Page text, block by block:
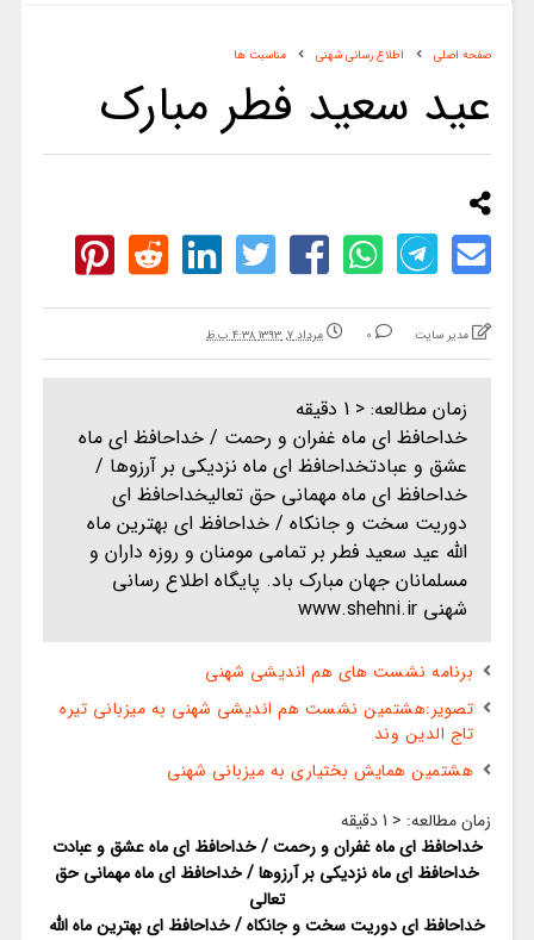
صفحه اصلی اطلاع رسانی شهنی مناسبت ها
عید سعید فطر مبارک
مدیر سایت 0 مرداد ۷, ۱۳۹۳ ۴:۳۸ ب.ظ
زمان مطالعه: < 1
دقیقه
خداحافظ ای ماه غفران و رحمت / خداحافظ ای ماه
عشق و عبادتخداحافظ ای ماه نزدیکی بر آرزوها /
خداحافظ ای ماه مهمانی حق تعالیخداحافظ ای
دوریت سخت و جانکاه / خداحافظ ای بهترین ماه
الله عید سعید فطر بر تمامی مومنان و روزه داران و
مسلمانان جهان مبارک باد. پایگاه اطلاع رسانی
شهنی www.shehni.ir
برنامه نشست های هم اندیشی شهنی
تصویر:هشتمین نشست هم اندیشی شهنی به میزبانی تیره
تاج الدین وند
هشتمین همایش بختیاری به میزبانی شهنی
زمان مطالعه: < 1 دقیقه
خداحافظ ای ماه غفران و رحمت / خداحافظ ای ماه عشق و عبادت
خداحافظ ای ماه نزدیکی بر آرزوها / خداحافظ ای ماه مهمانی حق
تعالی
خداحافظ ای دوریت سخت و جانکاه / خداحافظ ای بهترین ماه الله